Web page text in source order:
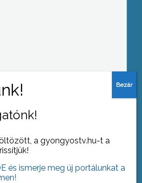
műtétek korszerűbb
gyöngyösi Bugát Pál
Kórház
a gyongyostv.hu-t a
és ismerje meg új portálunkat a